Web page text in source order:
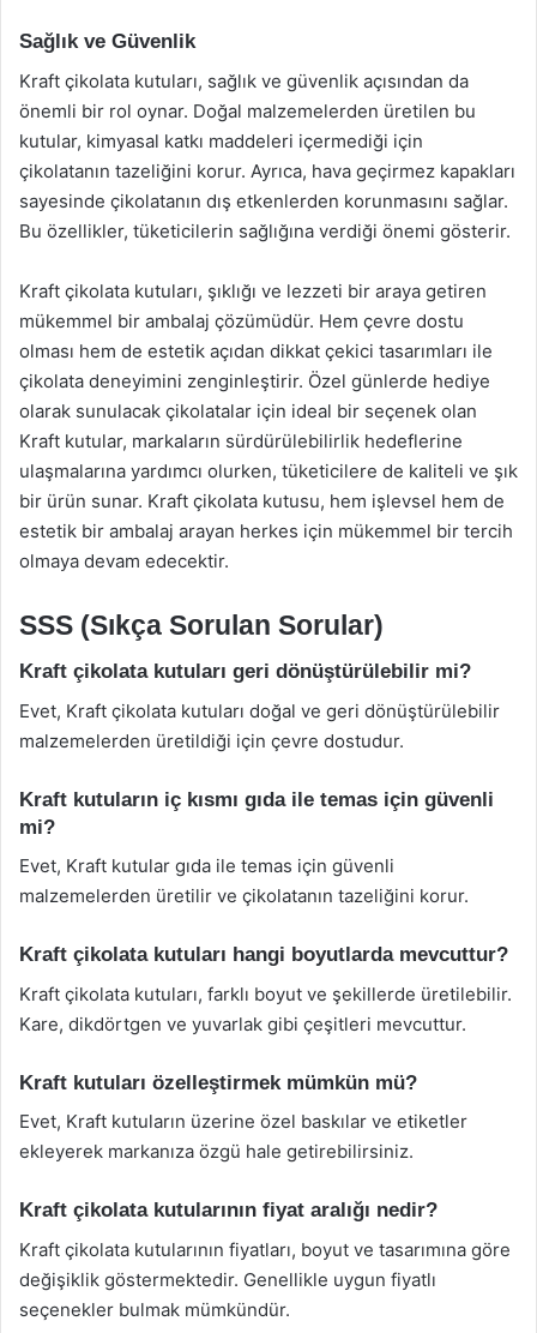
Sağlık ve Güvenlik
Kraft çikolata kutuları, sağlık ve güvenlik açısından da
önemli bir rol oynar. Doğal malzemelerden üretilen bu
kutular, kimyasal katkı maddeleri içermediği için
çikolatanın tazeliğini korur. Ayrıca, hava geçirmez kapakları
sayesinde çikolatanın dış etkenlerden korunmasını sağlar.
Bu özellikler, tüketicilerin sağlığına verdiği önemi gösterir.
Kraft çikolata kutuları, şıklığı ve lezzeti bir araya getiren
mükemmel bir ambalaj çözümüdür. Hem çevre dostu
olması hem de estetik açıdan dikkat çekici tasarımları ile
çikolata deneyimini zenginleştirir. Özel günlerde hediye
olarak sunulacak çikolatalar için ideal bir seçenek olan
Kraft kutular, markaların sürdürülebilirlik hedeflerine
ulaşmalarına yardımcı olurken, tüketicilere de kaliteli ve şık
bir ürün sunar. Kraft çikolata kutusu, hem işlevsel hem de
estetik bir ambalaj arayan herkes için mükemmel bir tercih
olmaya devam edecektir.
SSS (Sıkça Sorulan Sorular)
Kraft çikolata kutuları geri dönüştürülebilir mi?
Evet, Kraft çikolata kutuları doğal ve geri dönüştürülebilir
malzemelerden üretildiği için çevre dostudur.
Kraft kutuların iç kısmı gıda ile temas için güvenli
mi?
Evet, Kraft kutular gıda ile temas için güvenli
malzemelerden üretilir ve çikolatanın tazeliğini korur.
Kraft çikolata kutuları hangi boyutlarda mevcuttur?
Kraft çikolata kutuları, farklı boyut ve şekillerde üretilebilir.
Kare, dikdörtgen ve yuvarlak gibi çeşitleri mevcuttur.
Kraft kutuları özelleştirmek mümkün mü?
Evet, Kraft kutuların üzerine özel baskılar ve etiketler
ekleyerek markanıza özgü hale getirebilirsiniz.
Kraft çikolata kutularının fiyat aralığı nedir?
Kraft çikolata kutularının fiyatları, boyut ve tasarımına göre
değişiklik göstermektedir. Genellikle uygun fiyatlı
seçenekler bulmak mümkündür.